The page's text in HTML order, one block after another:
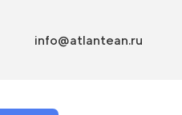
info@atlantean.ru